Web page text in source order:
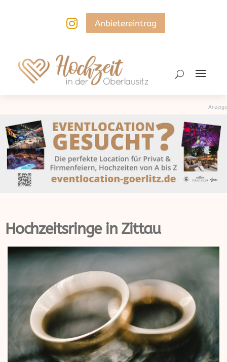
 Anbietereintrag
Anzeige
Hochzeitsringe in Zittau